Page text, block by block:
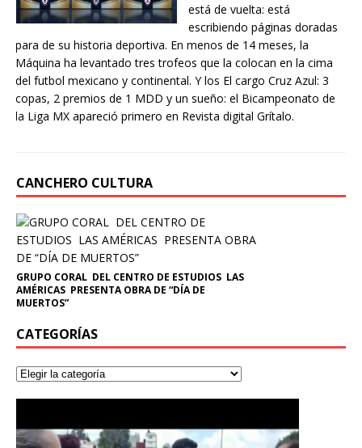
está de vuelta: está
escribiendo páginas doradas
para de su historia deportiva. En menos de 14 meses, la
Máquina ha levantado tres trofeos que la colocan en la cima
del futbol mexicano y continental. Y los El cargo Cruz Azul: 3
copas, 2 premios de 1 MDD y un sueño: el Bicampeonato de
la Liga MX apareció primero en Revista digital Grítalo.
CANCHERO CULTURA
GRUPO CORAL DEL CENTRO DE ESTUDIOS LAS
AMÉRICAS PRESENTA OBRA DE “DÍA DE
MUERTOS”
CATEGORÍAS